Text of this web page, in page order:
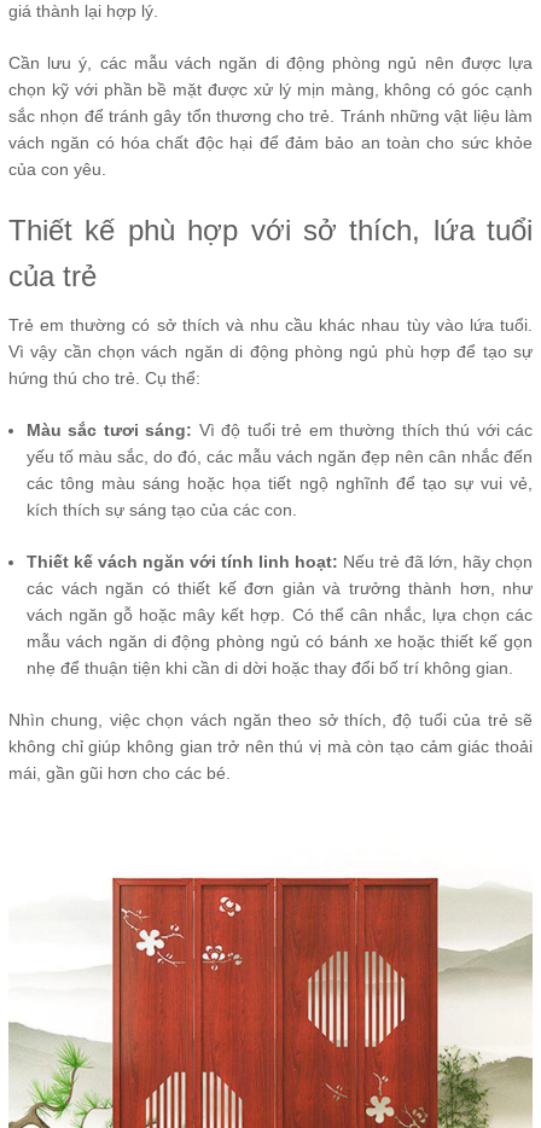
giá thành lại hợp lý.
Cần lưu ý, các mẫu vách ngăn di động phòng ngủ nên được lựa
chọn kỹ với phần bề mặt được xử lý mịn màng, không có góc cạnh
sắc nhọn để tránh gây tổn thương cho trẻ. Tránh những vật liệu làm
vách ngăn có hóa chất độc hại để đảm bảo an toàn cho sức khỏe
của con yêu.
Thiết kế phù hợp với sở thích, lứa tuổi
của trẻ
Trẻ em thường có sở thích và nhu cầu khác nhau tùy vào lứa tuổi.
Vì vậy cần chọn vách ngăn di động phòng ngủ phù hợp để tạo sự
hứng thú cho trẻ. Cụ thể:
Màu sắc tươi sáng: Vì độ tuổi trẻ em thường thích thú với các
yếu tố màu sắc, do đó, các mẫu vách ngăn đẹp nên cân nhắc đến
các tông màu sáng hoặc họa tiết ngộ nghĩnh để tạo sự vui vẻ,
kích thích sự sáng tạo của các con.
Thiết kế vách ngăn với tính linh hoạt: Nếu trẻ đã lớn, hãy chọn
các vách ngăn có thiết kế đơn giản và trưởng thành hơn, như
vách ngăn gỗ hoặc mây kết hợp. Có thể cân nhắc, lựa chọn các
mẫu vách ngăn di động phòng ngủ có bánh xe hoặc thiết kế gọn
nhẹ để thuận tiện khi cần di dời hoặc thay đổi bố trí không gian.
Nhìn chung, việc chọn vách ngăn theo sở thích, độ tuổi của trẻ sẽ
không chỉ giúp không gian trở nên thú vị mà còn tạo cảm giác thoải
mái, gần gũi hơn cho các bé.